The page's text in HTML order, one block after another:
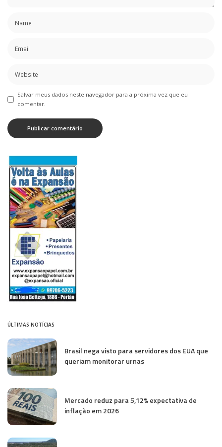
Salvar meus dados neste navegador para a próxima vez que eu
comentar.
ÚLTIMAS NOTÍCIAS
Brasil nega visto para servidores dos EUA que
queriam monitorar urnas
Mercado reduz para 5,12% expectativa de
inflação em 2026